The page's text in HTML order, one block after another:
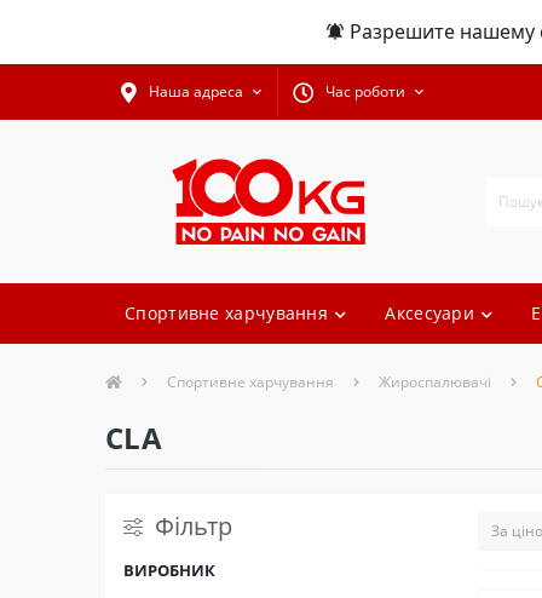
Разрешите нашему
Наша адреса Час роботи
Спортивне харчування Аксесуари
Спортивне харчування Жироспалювачі
CLA
Фільтр
ВИРОБНИК